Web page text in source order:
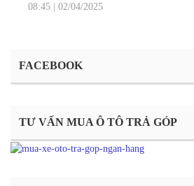
08:45 02/04/2025
FACEBOOK
TƯ VẤN MUA Ô TÔ TRẢ GÓP